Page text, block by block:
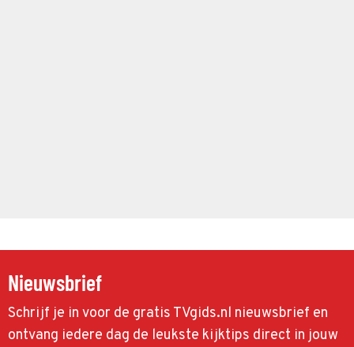
Nieuwsbrief
Schrijf je in voor de gratis TVgids.nl nieuwsbrief en
ontvang iedere dag de leukste kijktips direct in jouw